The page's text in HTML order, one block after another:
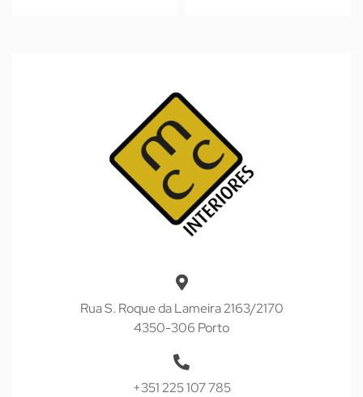
Rua S. Roque da Lameira 2163/2170
4350-306 Porto
+351 225 107 785